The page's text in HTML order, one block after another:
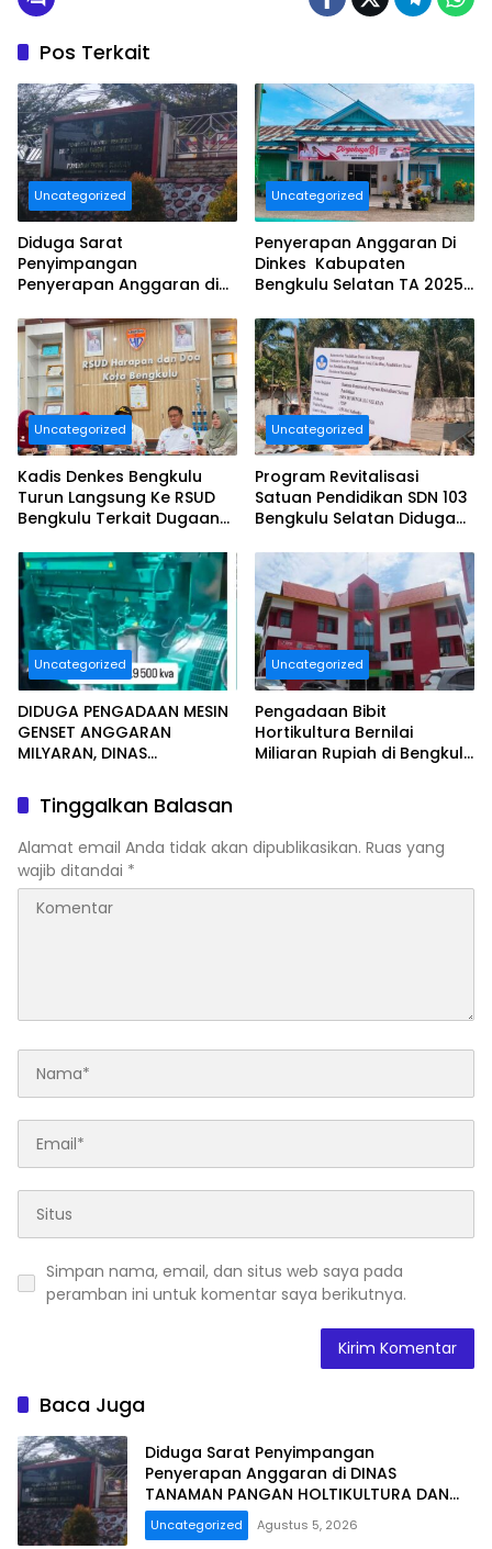
Pos Terkait
Uncategorized
Diduga Sarat
Penyimpangan
Penyerapan Anggaran di
HOLTIKULTURA DAN
PERKEBUNAN PROVINSI
BENGKULU Tahun
Anggaran 2025 Resmi
Dilaporkan
Uncategorized
Penyerapan Anggaran Di
Dinkes Kabupaten
Bengkulu Selatan TA 2025
Ajang Korupsi, Dan Segera
Dilaporkan.
Uncategorized
Kadis Denkes Bengkulu
Turun Langsung Ke RSUD
Bengkulu Terkait Dugaan
Maksimal..
Uncategorized
Program Revitalisasi
Satuan Pendidikan SDN 103
Bengkulu Selatan Diduga
Uncategorized
DIDUGA PENGADAAN MESIN
GENSET ANGGARAN
MILYARAN, DINAS
SELATAN MENDAPAT
SOROTAN MASYARAKAT
RELASI PUBLIK.
Uncategorized
Pengadaan Bibit
Hortikultura Bernilai
Miliaran Rupiah di Bengkulu
Tinggalkan Balasan
Alamat email Anda tidak akan dipublikasikan. Ruas yang
wajib ditandai *
Simpan nama, email, dan situs web saya pada
peramban ini untuk komentar saya berikutnya.
Baca Juga
Diduga Sarat Penyimpangan
Penyerapan Anggaran di DINAS
TANAMAN PANGAN HOLTIKULTURA DAN
PERKEBUNAN PROVINSI BENGKULU Tahun
Anggaran 2025 Resmi Dilaporkan
Uncategorized Agustus 5, 2026